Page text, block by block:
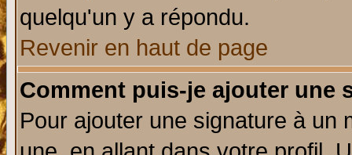
quelqu'un y a répondu.
Revenir en haut de page
Comment puis-je ajouter une
Pour ajouter une signature à un